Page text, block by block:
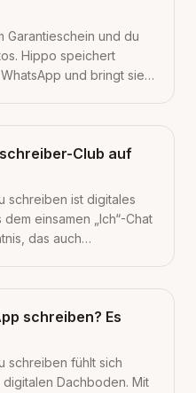
Garantieschein und du
Hippo speichert
und bringt sie
Club auf
schreiben ist digitales
einsamen „Ich“-Chat
das auch
schreiben? Es
schreiben fühlt sich
Dachboden. Mit